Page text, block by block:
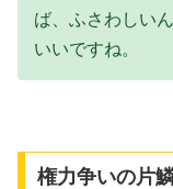
ば、ふさわしい
いいですね。
権力争いの片